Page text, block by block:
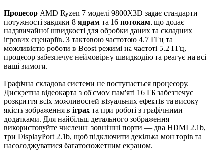
Процесор AMD Ryzen 7 моделі 9800X3D задає стандарти
потужності завдяки 8 ядрам та 16 потокам, що додає
надзвичайної швидкості для обробки даних та складних
ігрових сценаріїв. З тактовою частотою 4.7 ГГц та
можливістю роботи в Boost режимі на частоті 5.2 ГГц,
процесор забезпечує неймовірну швидкодію та реагує на всі
ваші вимоги.
Графічна складова системи не поступається процесору.
Дискретна відеокарта з об'ємом пам'яті 16 ГБ забезпечує
розкриття всіх можливостей візуальних ефектів та високу
якість зображення в іграх та при роботі з графічними
додатками. Для найбільш детального зображення
використовуйте численні зовнішні порти — два HDMI 2.1b,
три DisplayPort 2.1b, щоб підключити декілька моніторів та
насолоджуватися багатосюжетним екраном.